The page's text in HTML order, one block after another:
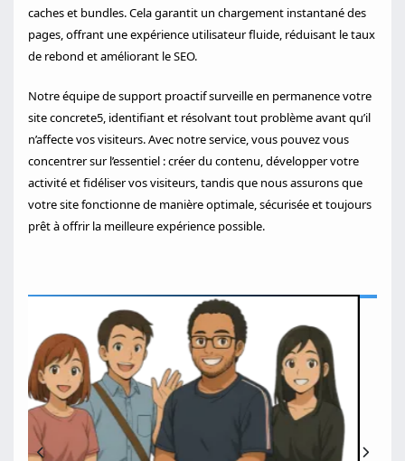
caches et bundles. Cela garantit un chargement instantané des
pages, offrant une expérience utilisateur fluide, réduisant le taux
de rebond et améliorant le SEO.
Notre équipe de support proactif surveille en permanence votre
site concrete5, identifiant et résolvant tout problème avant qu’il
n’affecte vos visiteurs. Avec notre service, vous pouvez vous
concentrer sur l’essentiel : créer du contenu, développer votre
activité et fidéliser vos visiteurs, tandis que nous assurons que
votre site fonctionne de manière optimale, sécurisée et toujours
prêt à offrir la meilleure expérience possible.